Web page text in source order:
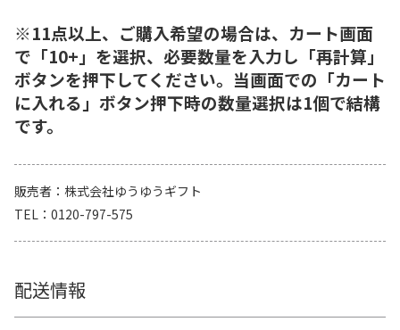
※11点以上、ご購入希望の場合は、カート画面
で「10+」を選択、必要数量を入力し「再計算」
ボタンを押下してください。当画面での「カート
に入れる」ボタン押下時の数量選択は1個で結構
です。
販売者
株式会社ゆうゆうギフト
TEL
0120-797-575
配送情報